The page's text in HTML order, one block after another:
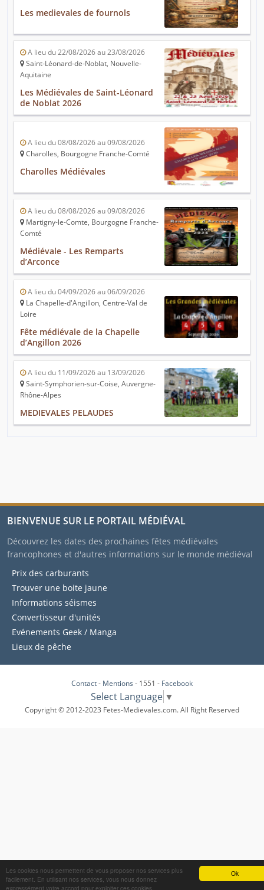
Ok
Les cookies nous permettent de vous proposer nos services plus
facilement. En utilisant nos services, vous nous donnez
expressément votre accord pour exploiter ces cookies.
Les medievales de fournols
A lieu du 22/08/2026 au 23/08/2026
Saint-Léonard-de-Noblat, Nouvelle-
Aquitaine
Les Médiévales de Saint-Léonard
de Noblat 2026
A lieu du 08/08/2026 au 09/08/2026
Charolles, Bourgogne Franche-Comté
Charolles Médiévales
A lieu du 08/08/2026 au 09/08/2026
Martigny-le-Comte, Bourgogne Franche-
Comté
Médiévale - Les Remparts
d’Arconce
A lieu du 04/09/2026 au 06/09/2026
La Chapelle-d'Angillon, Centre-Val de
Loire
Fête médiévale de la Chapelle
d’Angillon 2026
A lieu du 11/09/2026 au 13/09/2026
Saint-Symphorien-sur-Coise, Auvergne-
Rhône-Alpes
MEDIEVALES PELAUDES
BIENVENUE SUR LE PORTAIL MÉDIÉVAL
Découvrez les dates des prochaines fêtes médiévales
francophones et d'autres informations sur le monde médiéval
Prix des carburants
Trouver une boite jaune
Informations séismes
Convertisseur d'unités
Evénements Geek / Manga
Lieux de pêche
Contact- Mentions - 1551 - Facebook
Select Language ▼
Copyright © 2012-2023 Fetes-Medievales.com. All Right Reserved